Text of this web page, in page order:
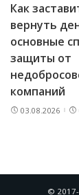
Как
вернуть
основные
защиты от
компаний
03.08.2026
© 2017-